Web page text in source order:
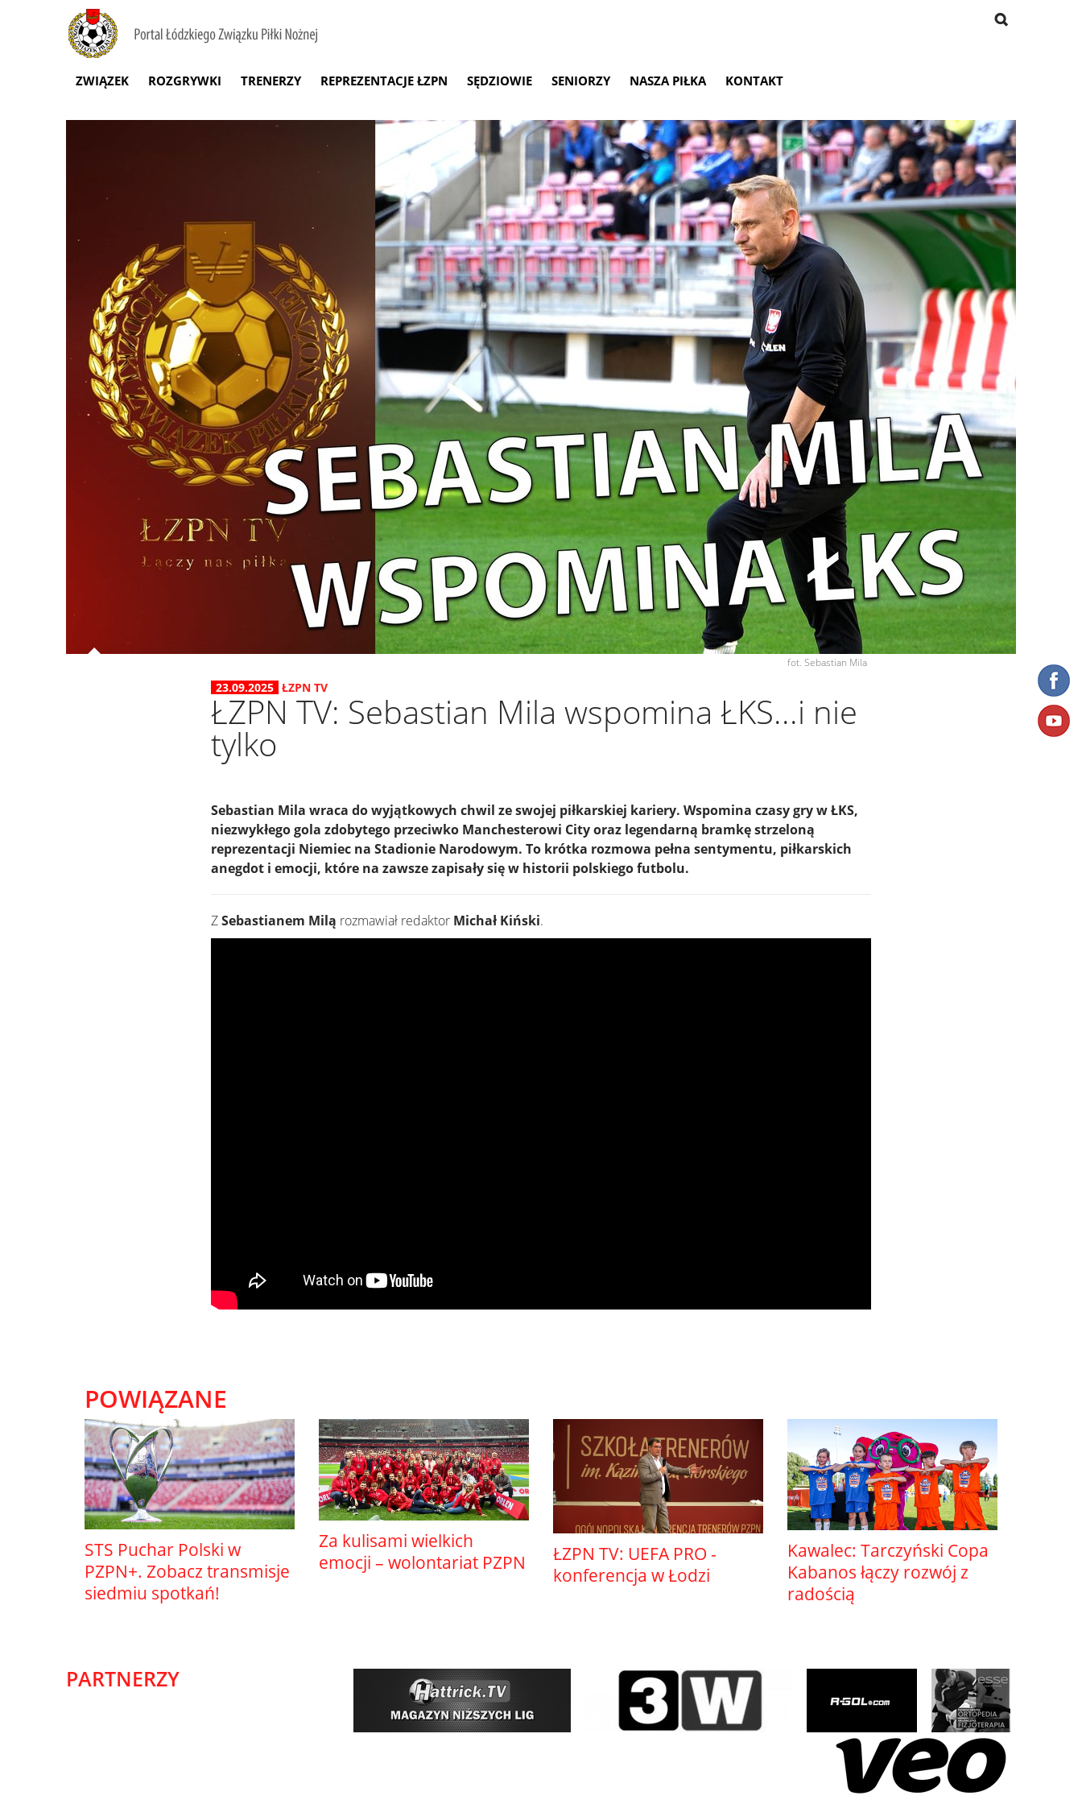
ZWIĄZEK ROZGRYWKI TRENERZY REPREZENTACJE ŁZPN SĘDZIOWIE SENIORZY NASZA PIŁKA KONTAKT
fot. Sebastian Mila
23.09.2025 ŁZPN TV
ŁZPN TV: Sebastian Mila wspomina ŁKS...i nie
tylko
Sebastian Mila wraca do wyjątkowych chwil ze swojej piłkarskiej kariery. Wspomina czasy gry w ŁKS,
niezwykłego gola zdobytego przeciwko Manchesterowi City oraz legendarną bramkę strzeloną
reprezentacji Niemiec na Stadionie Narodowym. To krótka rozmowa pełna sentymentu, piłkarskich
anegdot i emocji, które na zawsze zapisały się w historii polskiego futbolu.
ZSebastianem Milą rozmawiał redaktor Michał Kiński.
POWIĄZANE
STS Puchar Polski w
PZPN+. Zobacz transmisje
siedmiu spotkań!
Za kulisami wielkich
emocji – wolontariat PZPN
ŁZPN TV: UEFA PRO -
konferencja w Łodzi
Kawalec: Tarczyński Copa
Kabanos łączy rozwój z
radością
PARTNERZY